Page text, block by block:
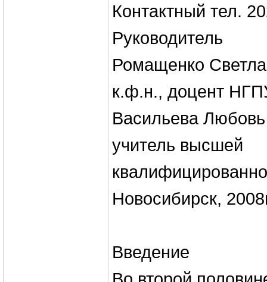
Контактный тел.
Руководитель
Ромащенко
к.ф.н., доцент
Васильева
учитель высшей
Новосибирск,
Введение